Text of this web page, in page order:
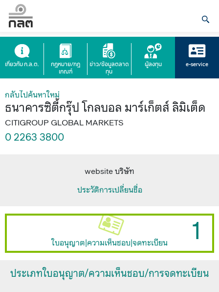
เกี่ยวกับ ก.ล.ต.
กฎหมาย/กฎ
เกณฑ์
ข่าว/ข้อมูลตลาด
ทุน
ผู้ลงทุน e-service
กลับไปค้นหาใหม่
ธนาคารซิตี้กรุ๊ป โกลบอล มาร์เก็ตส์ ลิมิเต็ด
CITIGROUP GLOBAL MARKETS
0 2263 3800
website บริษัท
ประวัติการเปลี่ยนชื่อ
ใบอนุญาต|ความเห็นชอบ|จดทะเบียน 1
ประเภทใบอนุญาต/ความเห็นชอบ/การจดทะเบียน